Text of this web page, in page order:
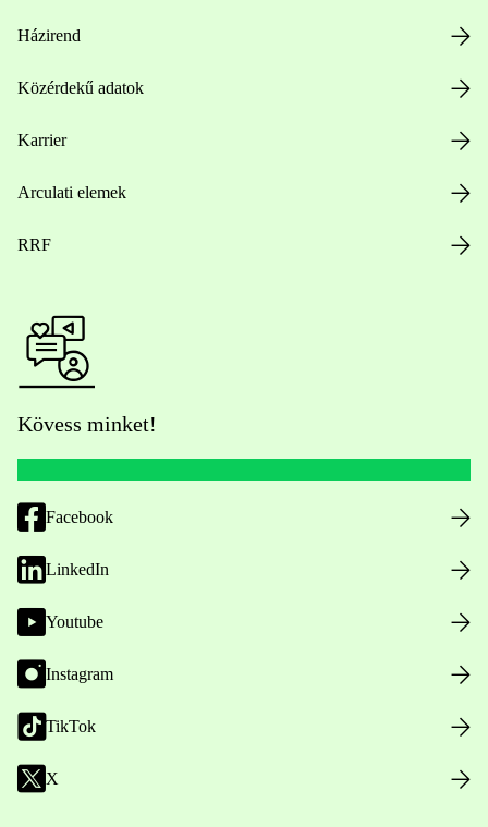
Házirend
Közérdekű adatok
Karrier
Arculati elemek
RRF
Kövess minket!
Facebook
LinkedIn
Youtube
Instagram
TikTok
X